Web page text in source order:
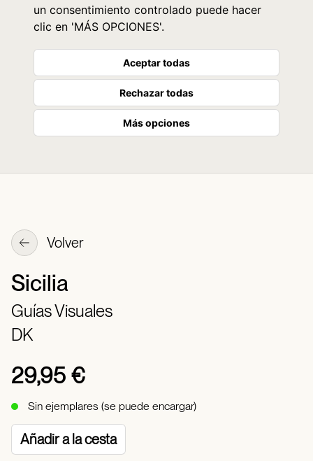
un consentimiento controlado puede hacer
clic en 'MÁS OPCIONES'.
Aceptar todas
Rechazar todas
Más opciones
Volver
Sicilia
Guías Visuales
DK
29,95 €
Sin ejemplares (se puede encargar)
Añadir a la cesta